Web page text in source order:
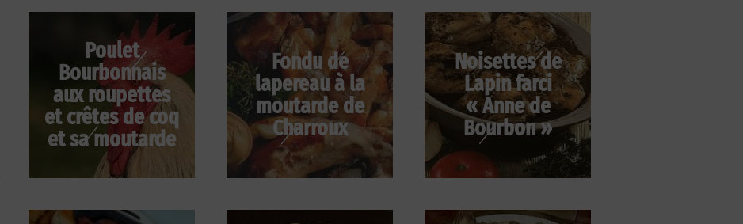
Poulet
Bourbonnais
aux roupettes
et crêtes de coq
et sa moutarde
Fondu de
lapereau à la
moutarde de
Charroux
Noisettes de
Lapin farci
« Anne de
Bourbon »